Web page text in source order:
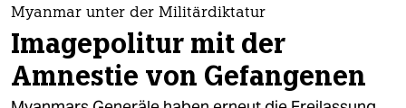
themen
politik
öko
Myanmar unter der Militärdiktatur
Imagepolitur mit der
Amnestie von Gefangenen